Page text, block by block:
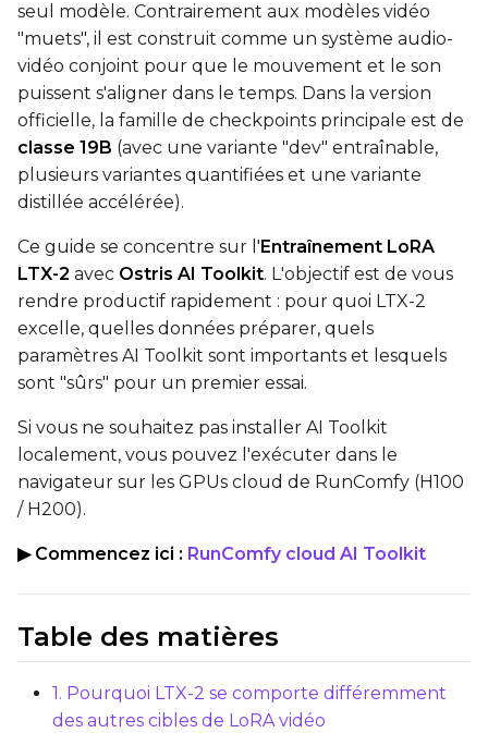
qfloat8 (default)
Text Encoder
qfloat8 (default)
Compile Options
Toggle Compile Model
Compile Model
TARGET
Target Type
LoRA
Linear Rank
SAVE
Data Type
Save Every
seul modèle. Contrairement aux modèles vidéo
"muets", il est construit comme un système audio-
vidéo conjoint pour que le mouvement et le son
puissent s'aligner dans le temps. Dans la version
officielle, la famille de checkpoints principale est de
classe 19B (avec une variante "dev" entraînable,
plusieurs variantes quantifiées et une variante
distillée accélérée).
Ce guide se concentre sur l'Entraînement LoRA
LTX-2 avec Ostris AI Toolkit. L'objectif est de vous
rendre productif rapidement : pour quoi LTX-2
excelle, quelles données préparer, quels
paramètres AI Toolkit sont importants et lesquels
sont "sûrs" pour un premier essai.
Si vous ne souhaitez pas installer AI Toolkit
localement, vous pouvez l'exécuter dans le
navigateur sur les GPUs cloud de RunComfy (H100
/ H200).
▶ Commencez ici : RunComfy cloud AI Toolkit
Table des matières
1. Pourquoi LTX-2 se comporte différemment
des autres cibles de LoRA vidéo